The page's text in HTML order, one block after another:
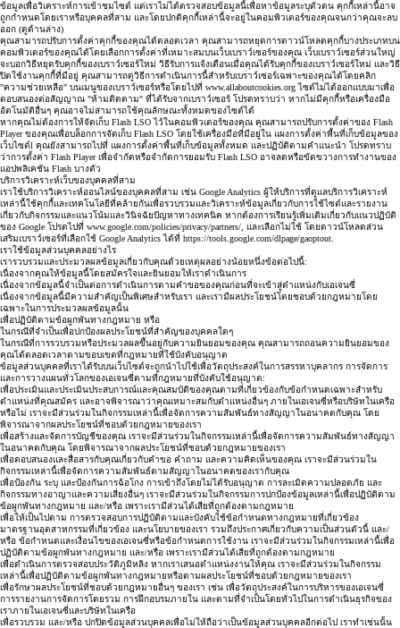
ข้อมูลเพื่อวิเคราะห์การเข้าชมไซต์ แต่เราไม่ได้ตรวจสอบข้อมูลนี้เพื่อหาข้อมูลระบุตัวตน คุกกี้เหล่านี้อาจ
ถูกกำหนดโดยเราหรือบุคคลที่สาม และโดยปกติคุกกี้เหล่านี้จะอยู่ในคอมพิวเตอร์ของคุณจนกว่าคุณจะลบ
ออก (ดูด้านล่าง)
คุณสามารถปรับการตั้งค่าคุกกี้ของคุณได้ตลอดเวลา คุณสามารถหยุดการดาวน์โหลดคุกกี้บางประเภทบน
คอมพิวเตอร์ของคุณได้โดยเลือกการตั้งค่าที่เหมาะสมบนเว็บเบราว์เซอร์ของคุณ เว็บเบราว์เซอร์ส่วนใหญ่
จะบอกวิธีหยุดรับคุกกี้ของเบราว์เซอร์ใหม่ วิธีรับการแจ้งเตือนเมื่อคุณได้รับคุกกี้ของเบราว์เซอร์ใหม่ และวิธี
ปิดใช้งานคุกกี้ที่มีอยู่ คุณสามารถดูวิธีการดำเนินการนี้สำหรับเบราว์เซอร์เฉพาะของคุณได้โดยคลิก
"ความช่วยเหลือ" บนเมนูของเบราว์เซอร์หรือโดยไปที่ www.allaboutcookies.orgไซต์ไม่ได้ออกแบบมาเพื่อ
ตอบสนองต่อสัญญาณ "ห้ามติดตาม" ที่ได้รับจากเบราว์เซอร์ โปรดทราบว่า หากไม่มีคุกกี้หรือเครื่องมือ
อัตโนมัติอื่นๆ คุณอาจไม่สามารถใช้คุณลักษณะทั้งหมดของไซต์ได้
หากคุณไม่ต้องการให้จัดเก็บ Flash LSO ไว้ในคอมพิวเตอร์ของคุณ คุณสามารถปรับการตั้งค่าของ Flash
Player ของคุณเพื่อบล็อกการจัดเก็บ Flash LSO โดยใช้เครื่องมือที่มีอยู่ใน แผงการตั้งค่าพื้นที่เก็บข้อมูลของ
เว็บไซต์l คุณยังสามารถไปที่ แผงการตั้งค่าพื้นที่เก็บข้อมูลทั้งหมด และปฏิบัติตามคำแนะนำ โปรดทราบ
ว่าการตั้งค่า Flash Player เพื่อจำกัดหรือจำกัดการยอมรับ Flash LSO อาจลดหรือขัดขวางการทำงานของ
แอปพลิเคชัน Flash บางตัว
บริการวิเคราะห์เว็บของบุคคลที่สาม
เราใช้บริการวิเคราะห์ออนไลน์ของบุคคลที่สาม เช่น Google Analytics ผู้ให้บริการที่ดูแลบริการวิเคราะห์
เหล่านี้ใช้คุกกี้และเทคโนโลยีที่คล้ายกันเพื่อรวบรวมและวิเคราะห์ข้อมูลเกี่ยวกับการใช้ไซต์และรายงาน
เกี่ยวกับกิจกรรมและแนวโน้มและวินิจฉัยปัญหาทางเทคนิค หากต้องการเรียนรู้เพิ่มเติมเกี่ยวกับแนวปฏิบัติ
ของ Google โปรดไปที่ www.google.com/policies/privacy/partners/ , และเลือกไม่ใช้ โดยดาวน์โหลดส่วน
เสริมเบราว์เซอร์ที่เลือกใช้ Google Analytics ได้ที่ https://tools.google.com/dlpage/gaoptout
เราใช้ข้อมูลส่วนบุคคลอย่างไร
เรารวบรวมและประมวลผลข้อมูลเกี่ยวกับคุณด้วยเหตุผลอย่างน้อยหนึ่งข้อต่อไปนี้:
เนื่องจากคุณให้ข้อมูลนี้โดยสมัครใจและยินยอมให้เราดำเนินการ
เนื่องจากข้อมูลนี้จำเป็นต่อการดำเนินการตามคำขอของคุณก่อนที่จะเข้าสู่ตำแหน่งกับเอเจนซี่
เนื่องจากข้อมูลนี้มีความสำคัญเป็นพิเศษสำหรับเรา และเรามีผลประโยชน์โดยชอบด้วยกฎหมายโดย
เฉพาะในการประมวลผลข้อมูลนั้น
เพื่อปฏิบัติตามข้อผูกพันทางกฎหมาย หรือ
ในกรณีที่จำเป็นเพื่อปกป้องผลประโยชน์ที่สำคัญของบุคคลใดๆ
ในกรณีที่การรวบรวมหรือประมวลผลขึ้นอยู่กับความยินยอมของคุณ คุณสามารถถอนความยินยอมของ
คุณได้ตลอดเวลาตามขอบเขตที่กฎหมายที่ใช้บังคับอนุญาต
ข้อมูลส่วนบุคคลที่เราได้รับบนเว็บไซต์จะถูกนำไปใช้เพื่อวัตถุประสงค์ในการสรรหาบุคลากร การจัดการ
และการวางแผนทั่วโลกของเอเจนซี่ตามที่กฎหมายที่บังคับใช้อนุญาต:
เพื่อประเมินและประเมินประสบการณ์และคุณสมบัติของคุณตามที่เกี่ยวข้องกับข้อกำหนดเฉพาะสำหรับ
ตำแหน่งที่คุณสมัคร และอาจพิจารณาว่าคุณเหมาะสมกับตำแหน่งอื่นๆ ภายในเอเจนซี่หรือบริษัทในเครือ
หรือไม่ เราจะมีส่วนร่วมในกิจกรรมเหล่านี้เพื่อจัดการความสัมพันธ์ทางสัญญาในอนาคตกับคุณ โดย
พิจารณาจากผลประโยชน์ที่ชอบด้วยกฎหมายของเรา
เพื่อสร้างและจัดการบัญชีของคุณ เราจะมีส่วนร่วมในกิจกรรมเหล่านี้เพื่อจัดการความสัมพันธ์ทางสัญญา
ในอนาคตกับคุณ โดยพิจารณาจากผลประโยชน์ที่ชอบด้วยกฎหมายของเรา
เพื่อตอบสนองและสื่อสารกับคุณเกี่ยวกับคำขอ คำถาม และความคิดเห็นของคุณ เราจะมีส่วนร่วมใน
กิจกรรมเหล่านี้เพื่อจัดการความสัมพันธ์ตามสัญญาในอนาคตของเรากับคุณ
เพื่อป้องกัน ระบุ และป้องกันการฉ้อโกง การเข้าถึงโดยไม่ได้รับอนุญาต การละเมิดความปลอดภัย และ
กิจกรรมทางอาญาและความเสี่ยงอื่นๆ เราจะมีส่วนร่วมในกิจกรรมการปกป้องข้อมูลเหล่านี้เพื่อปฏิบัติตาม
ข้อผูกพันทางกฎหมาย และ/หรือ เพราะเรามีส่วนได้เสียที่ถูกต้องตามกฎหมาย
เพื่อให้เป็นไปตาม การตรวจสอบการปฏิบัติตามและบังคับใช้ข้อกำหนดทางกฎหมายที่เกี่ยวข้อง
มาตรฐานอุตสาหกรรมที่เกี่ยวข้อง และนโยบายของเรา รวมถึงประกาศเกี่ยวกับความเป็นส่วนตัวนี้ และ/
หรือ ข้อกำหนดและเงื่อนไขของเอเจนซี่หรือข้อกำหนดการใช้งาน เราจะมีส่วนร่วมในกิจกรรมเหล่านี้เพื่อ
ปฏิบัติตามข้อผูกพันทางกฎหมาย และ/หรือ เพราะเรามีส่วนได้เสียที่ถูกต้องตามกฎหมาย
เพื่อดำเนินการตรวจสอบประวัติภูมิหลิง หากเราเสนอตำแหน่งงานให้คุณ เราจะมีส่วนร่วมในกิจกรรม
เหล่านี้เพื่อปฏิบัติตามข้อผูกพันทางกฎหมายหรือตามผลประโยชน์ที่ชอบด้วยกฎหมายของเรา
เพื่อรักษาผลประโยชน์ที่ชอบด้วยกฎหมายอื่นๆ ของเรา เช่น เพื่อวัตถุประสงค์ในการบริหารของเอเจนซี่
การรายงานการจัดการโดยรวม การฝึกอบรมภายใน และตามที่จำเป็นโดยทั่วไปในการดำเนินธุรกิจของ
เราภายในเอเจนซี่และบริษัทในเครือ
เพื่อรวบรวม และ/หรือ ปกปิดข้อมูลส่วนบุคคลเพื่อไม่ให้ถือว่าเป็นข้อมูลส่วนบุคคลอีกต่อไป เราทำเช่นนั้น